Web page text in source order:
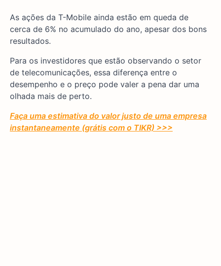
As ações da T-Mobile ainda estão em queda de
cerca de 6% no acumulado do ano, apesar dos bons
resultados.
Para os investidores que estão observando o setor
de telecomunicações, essa diferença entre o
desempenho e o preço pode valer a pena dar uma
olhada mais de perto.
Faça uma estimativa do valor justo de uma empresa
instantaneamente (grátis com o TIKR) >>>